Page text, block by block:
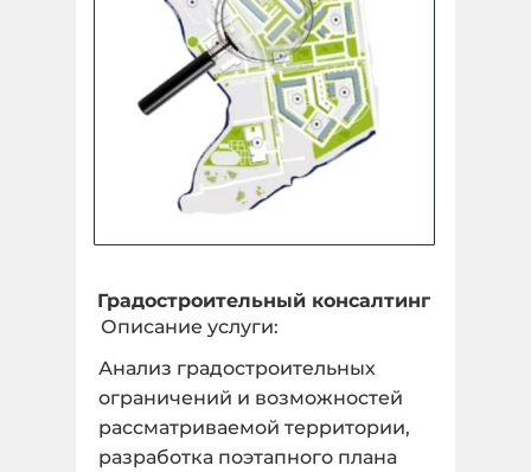
undefined ГА
Линейный объект
Количество:
Градостроительный консалтинг
Описание услуги:
Анализ градостроительных
ограничений и возможностей
рассматриваемой территории,
разработка поэтапного плана